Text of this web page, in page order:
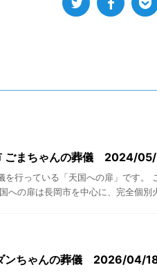
ごまちゃんの葬儀 2024/05/
を行っている「天国への扉」です。
への扉は長岡市を中心に、完全個別
ンちゃんの葬儀 2026/04/